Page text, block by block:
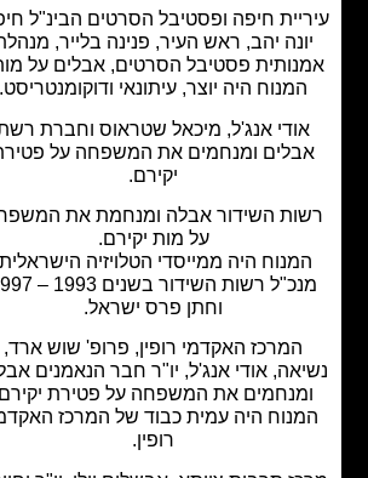
חיפה ופסטיבל הסרטים הבינ"ל חיפה,
יהב, ראש העיר, פנינה בלייר, מנהלת
פסטיבל הסרטים, אבלים על מותו.
היה יוצר, עיתונאי ודוקומנטריסט.
אנג'ל, מיכאל שטראוס וחברת רשת
ומנחמים את המשפחה על פטירת
השידור אבלה ומנחמת את המשפחה
על מות יקירם.
היה ממייסדי הטלויזיה הישראלית,
מנכ"ל רשות השידור בשנים 1993 – 1997
וחתן פרס ישראל.
המרכז האקדמי רופין, פרופ' שוש ארד,
אודי אנג'ל, יו"ר חבר הנאמנים אבלים
את המשפחה על פטירת יקירם.
היה עמית כבוד של המרכז האקדמי